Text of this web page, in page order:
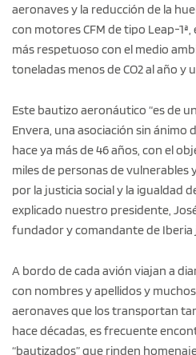
aeronaves y la reducción de la
con motores CFM de tipo Leap-1ª,
más respetuoso con el medio
toneladas menos de CO2 al año y
Este bautizo aeronáutico “es de
Envera, una asociación sin ánimo
hace ya más de 46 años, con el
miles de personas de vulnerables
por la justicia social y la igualdad
explicado nuestro presidente,
fundador y comandante de Iberia
A bordo de cada avión viajan a
con nombres y apellidos y
aeronaves que los transportan
hace décadas, es frecuente
“bautizados” que rinden